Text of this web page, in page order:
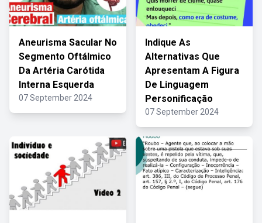
Aneurisma Sacular No
Segmento Oftálmico
Da Artéria Carótida
Interna Esquerda
07 September 2024
Indique As
Alternativas Que
Apresentam A Figura
De Linguagem
Personificação
07 September 2024